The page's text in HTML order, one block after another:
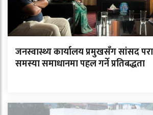
जनस्वास्थ्य कार्यालय प्रमुखसँग सांसद
समस्या समाधानमा पहल गर्ने प्रतिबद्धता